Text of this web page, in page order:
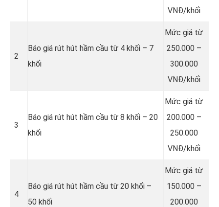
VNĐ/khối
2
Báo giá rút hút hầm cầu từ 4 khối – 7
khối
Mức giá từ
250.000 –
300.000
VNĐ/khối
3
Báo giá rút hút hầm cầu từ 8 khối – 20
khối
Mức giá từ
200.000 –
250.000
VNĐ/khối
4
Báo giá rút hút hầm cầu từ 20 khối –
50 khối
Mức giá từ
150.000 –
200.000